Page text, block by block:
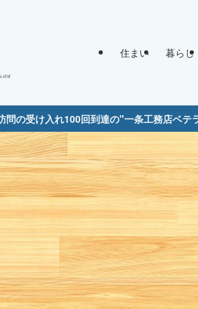
住まい 暮らし
問の受け入れ100回到達の"一条工務店ベテ